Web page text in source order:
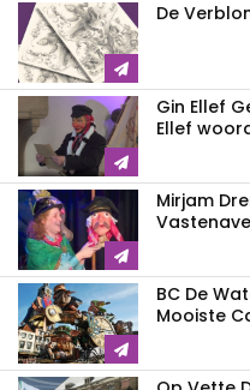
De
Gin Ellef
Ellef
Mirjam
BC De
Mooiste